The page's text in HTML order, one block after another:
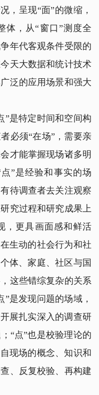
，呈现“面”的微缩，
体，从“窗口”测度全
年代客观条件受限的
天大数据和统计技术
泛的应用场景和强大
是特定时间和空间构
必须“在场”，需要亲
才能掌握现场诸多明
”是经验和事实的场
待调查者去关注观察
究过程和研究成果上
，更具画面感和鲜活
生动的社会行为和社
体、家庭、社区与国
这些错综复杂的关系
是发现问题的场域，
展扎实深入的调查研
“点”也是校验理论的
现场的概念、知识和
、反复校验、再构建